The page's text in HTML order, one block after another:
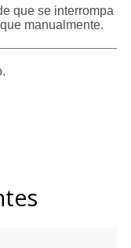
que se interrompa
manualmente.